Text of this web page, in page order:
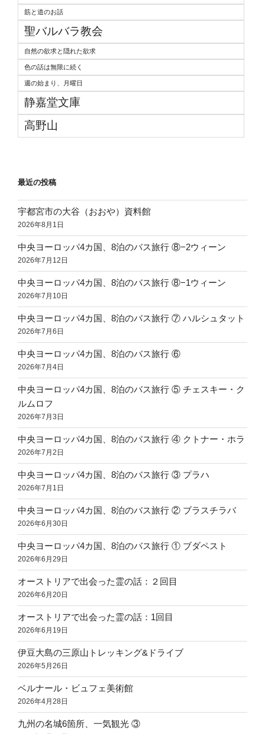
筋と道のお話
聖バルバラ教会
自然の欲求と隠れた欲求
色の話は無限に続く
週の始まり、月曜日
静嘉堂文庫
高野山
最近の投稿
宇都宮市の大谷（おおや）資料館
2026年8月1日
中央ヨーロッパ4カ国、8泊のバス旅行 ⑧−2ウィーン
2026年7月12日
中央ヨーロッパ4カ国、8泊のバス旅行 ⑧−1ウィーン
2026年7月10日
中央ヨーロッパ4カ国、8泊のバス旅行 ⑦ ハルシュタット
2026年7月6日
中央ヨーロッパ4カ国、8泊のバス旅行 ⑥
2026年7月4日
中央ヨーロッパ4カ国、8泊のバス旅行 ⑤ チェスキー・ク
ルムロフ
2026年7月3日
中央ヨーロッパ4カ国、8泊のバス旅行 ④ クトナー・ホラ
2026年7月2日
中央ヨーロッパ4カ国、8泊のバス旅行 ③ プラハ
2026年7月1日
中央ヨーロッパ4カ国、8泊のバス旅行 ② ブラスチラバ
2026年6月30日
中央ヨーロッパ4カ国、8泊のバス旅行 ① ブダペスト
2026年6月29日
オーストリアで出会った霊の話：２回目
2026年6月20日
オーストリアで出会った霊の話：1回目
2026年6月19日
伊豆大島の三原山トレッキング&ドライブ
2026年5月26日
ベルナール・ビュフェ美術館
2026年4月28日
九州の名城6箇所、一気観光 ③